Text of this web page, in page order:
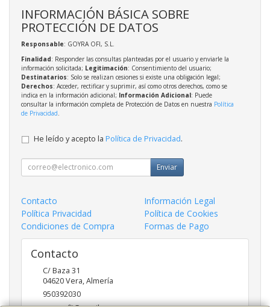
INFORMACIÓN BÁSICA SOBRE
PROTECCIÓN DE DATOS
Responsable: GOYRA OFI, S.L.
Finalidad: Responder las consultas planteadas por el usuario y enviarle la
información solicitada; Legitimación: Consentimiento del usuario;
Destinatarios: Solo se realizan cesiones si existe una obligación legal;
Derechos: Acceder, rectificar y suprimir, así como otros derechos, como se
indica en la información adicional; Información Adicional: Puede
consultar la información completa de Protección de Datos en nuestra Política
de Privacidad
He leído y acepto la Política de Privacidad.
Enviar
Contacto
Información Legal
Política Privacidad
Política de Cookies
Condiciones de Compra
Formas de Pago
Contacto
C/ Baza 31
04620Vera,Almería
950392030